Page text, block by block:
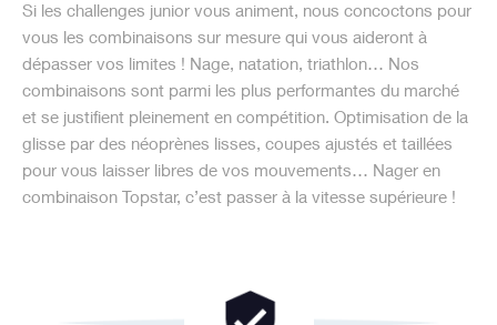
Si les challenges junior vous animent, nous concoctons pour
vous les combinaisons sur mesure qui vous aideront à
dépasser vos limites ! Nage, natation, triathlon… Nos
combinaisons sont parmi les plus performantes du marché
et se justifient pleinement en compétition. Optimisation de la
glisse par des néoprènes lisses, coupes ajustés et taillées
pour vous laisser libres de vos mouvements… Nager en
combinaison Topstar, c’est passer à la vitesse supérieure !